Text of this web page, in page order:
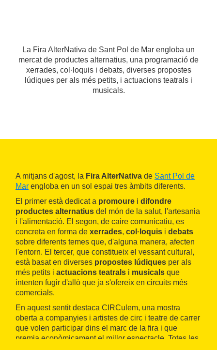
La Fira AlterNativa de Sant Pol de Mar engloba un
mercat de productes alternatius, una programació de
xerrades, col·loquis i debats, diverses propostes
lúdiques per als més petits, i actuacions teatrals i
musicals.
A mitjans d'agost, la Fira AlterNativa de Sant Pol de
Mar engloba en un sol espai tres àmbits diferents.
El primer està dedicat a promoure i difondre
productes alternatius del món de la salut, l'artesania
i l'alimentació. El segon, de caire comunicatiu, es
concreta en forma de xerrades, col·loquis i debats
sobre diferents temes que, d'alguna manera, afecten
l'entorn. El tercer, que constitueix el vessant cultural,
està basat en diverses propostes lúdiques per als
més petits i actuacions teatrals i musicals que
intenten fugir d'allò que ja s'ofereix en circuits més
comercials.
En aquest sentit destaca CIRCulem, una mostra
oberta a companyies i artistes de circ i teatre de carrer
que volen participar dins el marc de la fira i que
premia econòmicament el millor espectacle. Totes les